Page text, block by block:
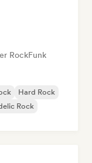
RockFunk
Hard Rock
Rock